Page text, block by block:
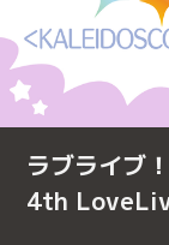
ラブライブ
4th